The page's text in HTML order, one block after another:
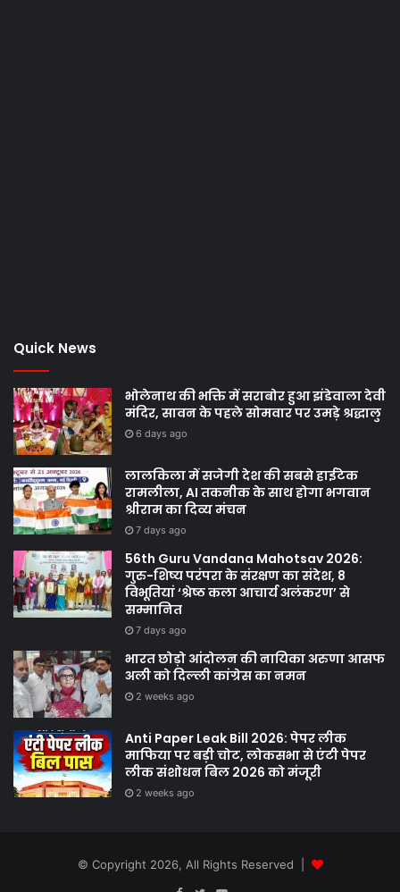
Quick News
भोलेनाथ की भक्ति में सराबोर हुआ झंडेवाला देवी
मंदिर, सावन के पहले सोमवार पर उमड़े श्रद्धालु
6 days ago
लालकिला में सजेगी देश की सबसे हाईटेक
रामलीला, AI तकनीक के साथ होगा भगवान
श्रीराम का दिव्य मंचन
7 days ago
56th Guru Vandana Mahotsav 2026:
गुरु-शिष्य परंपरा के संरक्षण का संदेश, 8
विभूतियां ‘श्रेष्ठ कला आचार्य अलंकरण’ से
सम्मानित
7 days ago
भारत छोड़ो आंदोलन की नायिका अरुणा आसफ
अली को दिल्ली कांग्रेस का नमन
2 weeks ago
Anti Paper Leak Bill 2026: पेपर लीक
माफिया पर बड़ी चोट, लोकसभा से एंटी पेपर
लीक संशोधन बिल 2026 को मंजूरी
2 weeks ago
© Copyright 2026, All Rights Reserved |